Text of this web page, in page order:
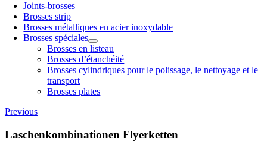
Joints-brosses
Brosses strip
Brosses métalliques en acier inoxydable
Brosses spéciales
Brosses en listeau
Brosses d’étanchéité
Brosses cylindriques pour le polissage, le nettoyage et le
transport
Brosses plates
Previous
Laschenkombinationen Flyerketten